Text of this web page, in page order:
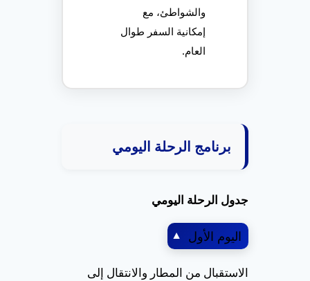
والشواطئ، مع
إمكانية السفر طوال
العام.
برنامج الرحلة اليومي
جدول الرحلة اليومي
اليوم الأول ▼
الاستقبال من المطار والانتقال إلى